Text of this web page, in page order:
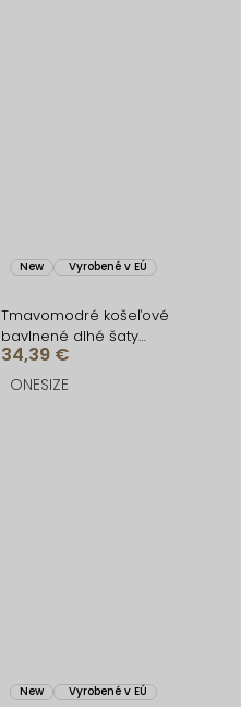
New Vyrobené v EÚ
Tmavomodré košeľové
bavlnené dlhé šaty
FLORENTE
34,39 €
ONESIZE
New Vyrobené v EÚ